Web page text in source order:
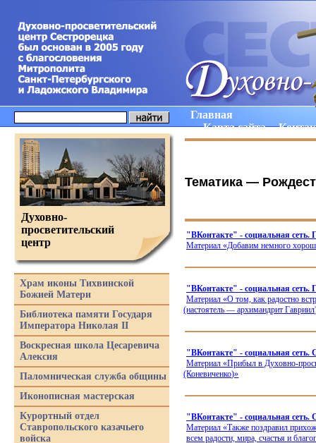
Главная
Карта сайта
Тематика —
"ВКонтакте" - социальная
Материал «Добавим немного
"ВКонтакте" - социальная
Материал «О том, как радостно
(настоятель — архимандрит
"ВКонтакте" - социальная сеть.
Материал «Прибыл в Духовно-
(Коневиченко)»
"ВКонтакте" - социальная сеть.
Материал «Также поздравил
всем радости, мира, счастья и
Духовно-
просветительский
центр
Храм иконы Тихвинской
Божией Матери
Библиотека памяти Государя
Императора Николая II
Воскресная школа Цесаревича
Алексия
Паломническая служба общины
Иконописная мастерская
Курортный отдел
Ставропольского казачьего
войска